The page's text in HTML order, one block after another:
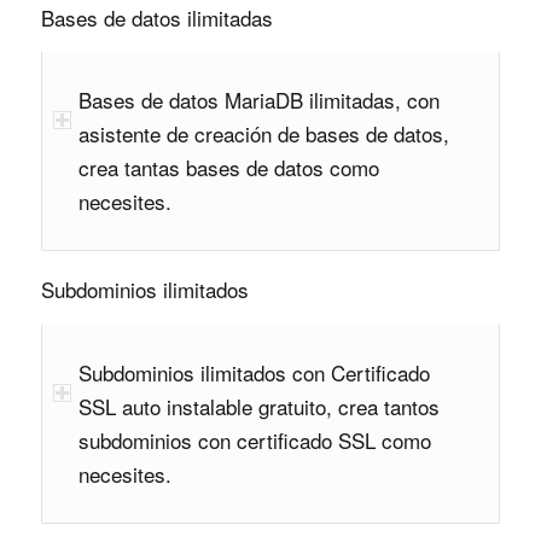
Bases de datos ilimitadas
Bases de datos MariaDB ilimitadas, con
asistente de creación de bases de datos,
crea tantas bases de datos como
necesites.
Subdominios ilimitados
Subdominios ilimitados con Certificado
SSL auto instalable gratuito, crea tantos
subdominios con certificado SSL como
necesites.